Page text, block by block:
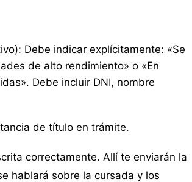
Debe indicar explícitamente: «Se
de alto rendimiento» o «En
Debe incluir DNI, nombre
de título en trámite.
correctamente. Allí te enviarán la
hablará sobre la cursada y los